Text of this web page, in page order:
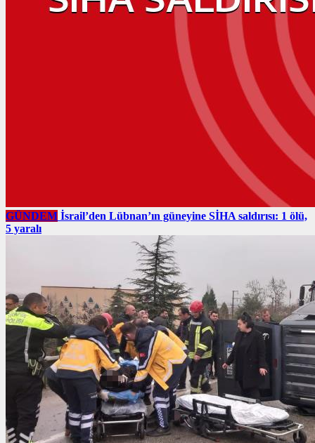
GÜNDEM İsrail’den Lübnan’ın güneyine SİHA saldırısı: 1 ölü,
5 yaralı